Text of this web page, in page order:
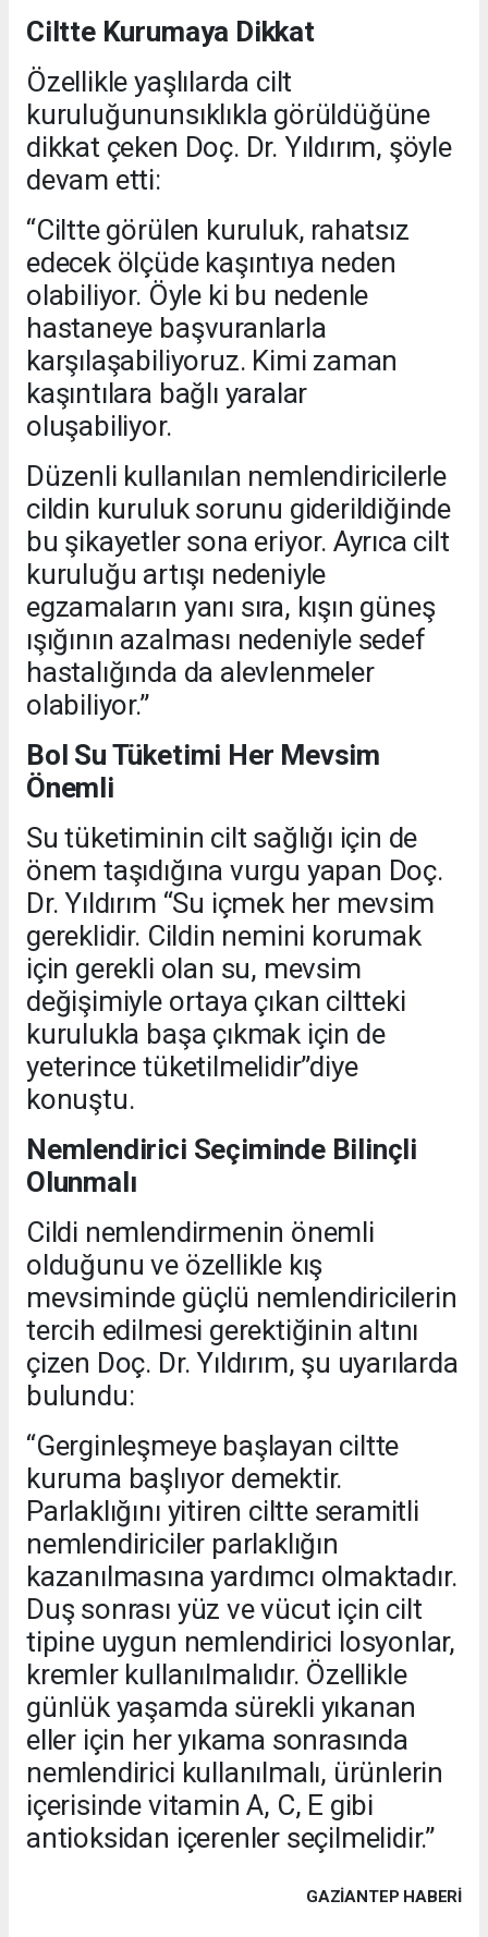
Ciltte Kurumaya Dikkat
Özellikle yaşlılarda cilt
kuruluğununsıklıkla görüldüğüne
dikkat çeken Doç. Dr. Yıldırım, şöyle
devam etti:
“Ciltte görülen kuruluk, rahatsız
edecek ölçüde kaşıntıya neden
olabiliyor. Öyle ki bu nedenle
hastaneye başvuranlarla
karşılaşabiliyoruz. Kimi zaman
kaşıntılara bağlı yaralar
oluşabiliyor.
Düzenli kullanılan nemlendiricilerle
cildin kuruluk sorunu giderildiğinde
bu şikayetler sona eriyor. Ayrıca cilt
kuruluğu artışı nedeniyle
egzamaların yanı sıra, kışın güneş
ışığının azalması nedeniyle sedef
hastalığında da alevlenmeler
olabiliyor.”
Bol Su Tüketimi Her Mevsim
Önemli
Su tüketiminin cilt sağlığı için de
önem taşıdığına vurgu yapan Doç.
Dr. Yıldırım “Su içmek her mevsim
gereklidir. Cildin nemini korumak
için gerekli olan su, mevsim
değişimiyle ortaya çıkan ciltteki
kurulukla başa çıkmak için de
yeterince tüketilmelidir”diye
konuştu.
Nemlendirici Seçiminde Bilinçli
Olunmalı
Cildi nemlendirmenin önemli
olduğunu ve özellikle kış
mevsiminde güçlü nemlendiricilerin
tercih edilmesi gerektiğinin altını
çizen Doç. Dr. Yıldırım, şu uyarılarda
bulundu:
“Gerginleşmeye başlayan ciltte
kuruma başlıyor demektir.
Parlaklığını yitiren ciltte seramitli
nemlendiriciler parlaklığın
kazanılmasına yardımcı olmaktadır.
Duş sonrası yüz ve vücut için cilt
tipine uygun nemlendirici losyonlar,
kremler kullanılmalıdır. Özellikle
günlük yaşamda sürekli yıkanan
eller için her yıkama sonrasında
nemlendirici kullanılmalı, ürünlerin
içerisinde vitamin A, C, E gibi
antioksidan içerenler seçilmelidir.”
GAZIANTEP HABERİ